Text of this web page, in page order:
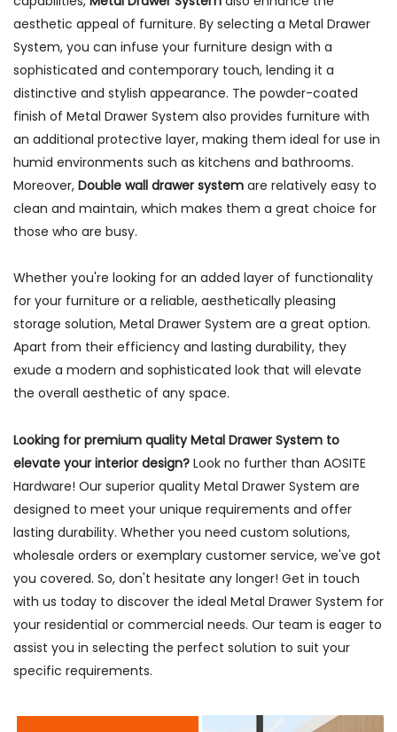
aesthetic appeal of furniture. By selecting a Metal Drawer
System, you can infuse your furniture design with a
sophisticated and contemporary touch, lending it a
distinctive and stylish appearance. The powder-coated
finish of Metal Drawer System also provides furniture with
an additional protective layer, making them ideal for use in
humid environments such as kitchens and bathrooms.
Moreover, Double wall drawer system are relatively easy to
clean and maintain, which makes them a great choice for
those who are busy.
Whether you're looking for an added layer of functionality
for your furniture or a reliable, aesthetically pleasing
storage solution, Metal Drawer System are a great option.
Apart from their efficiency and lasting durability, they
exude a modern and sophisticated look that will elevate
the overall aesthetic of any space.
Looking for premium quality Metal Drawer System to
elevate your interior design? Look no further than AOSITE
Hardware! Our superior quality Metal Drawer System are
designed to meet your unique requirements and offer
lasting durability. Whether you need custom solutions,
wholesale orders or exemplary customer service, we've got
you covered. So, don't hesitate any longer! Get in touch
with us today to discover the ideal Metal Drawer System for
your residential or commercial needs. Our team is eager to
assist you in selecting the perfect solution to suit your
specific requirements.